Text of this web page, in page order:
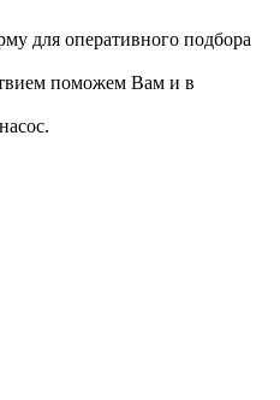
для оперативного подбора
поможем Вам и в